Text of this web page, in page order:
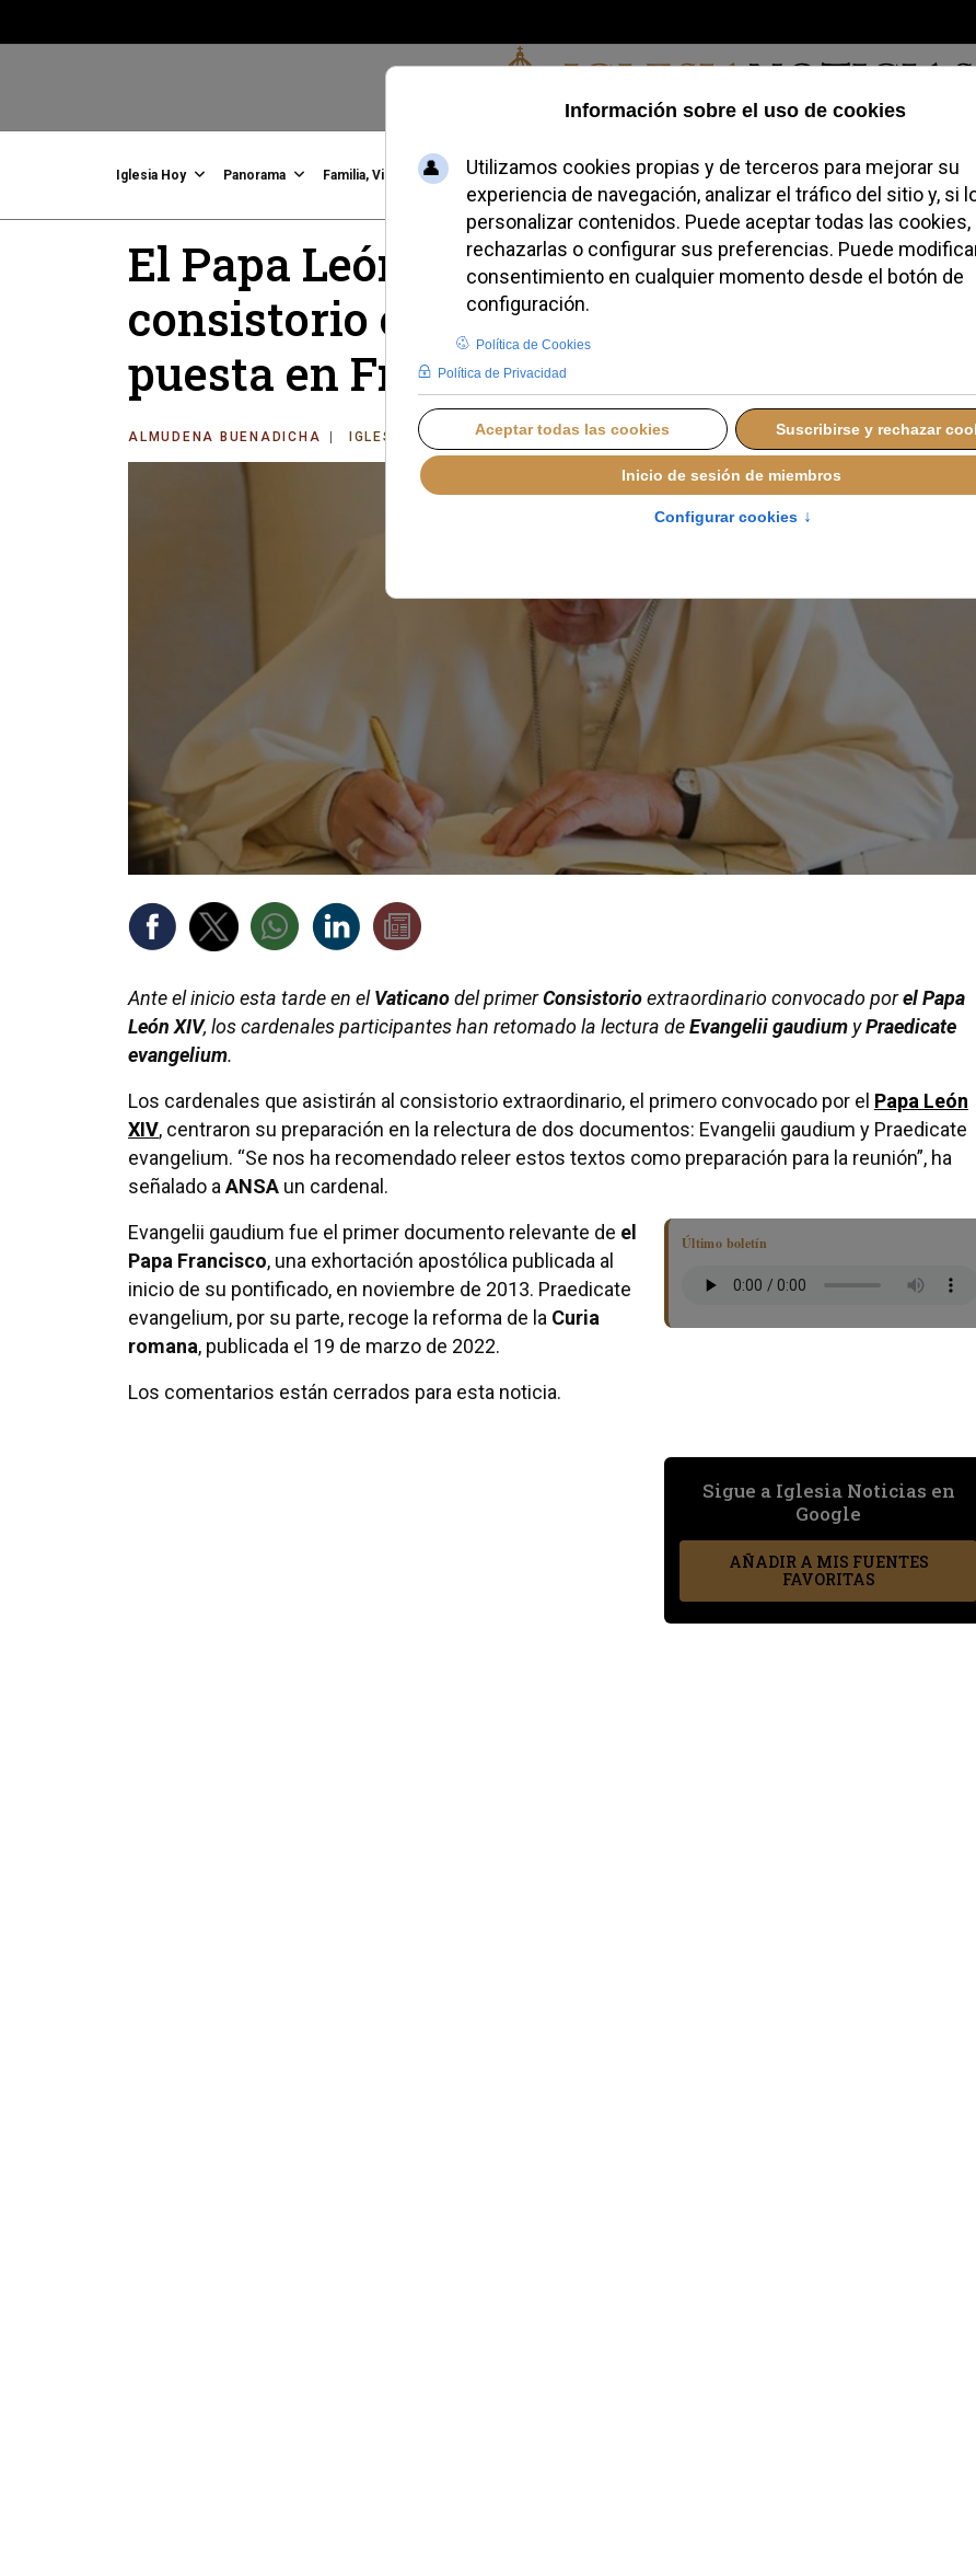
Domingo, 09 de agosto de 2026
Iglesia Hoy Panorama Familia, Vida, Identidad Credofobiómetro Blogs Temas Buscar #JovenesConFe Podcast
El Papa León XIV abre su primer
consistorio extraordinario con la vista
puesta en Francisco
ALMUDENA BUENADICHA IGLESIA HOY JUEVES, 08 ENERO 2026 11:27
Ante el inicio esta tarde en elVaticanodel primerConsistorioextraordinario convocado porel Papa
León XIV, los cardenales participantes han retomado la lectura deEvangelii gaudium yPraedicate
evangelium.
Los cardenales que asistirán al consistorio extraordinario, el primero convocado por el Papa León
XIV, centraron su preparación en la relectura de dos documentos: Evangelii gaudium y Praedicate
evangelium. “Se nos ha recomendado releer estos textos como preparación para la reunión”, ha
señalado a ANSA un cardenal.
Último boletín
Evangelii gaudium fue el primer documento relevante de el
Papa Francisco, una exhortación apostólica publicada al
inicio de su pontificado, en noviembre de 2013. Praedicate
evangelium, por su parte, recoge la reforma de la Curia
romana, publicada el 19 de marzo de 2022.
Los comentarios están cerrados para esta noticia.
Sigue a Iglesia Noticias en
Google
AÑADIR A MIS FUENTES
FAVORITAS